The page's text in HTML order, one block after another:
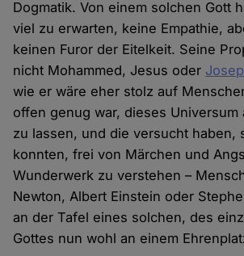
Dogmatik. Von einem solchen Gott
viel zu erwarten, keine Empathie,
keinen Furor der Eitelkeit. Seine
nicht Mohammed, Jesus oder
wie er wäre eher stolz auf
offen genug war, dieses Universum
zu lassen, und die versucht haben,
konnten, frei von Märchen und
Wunderwerk zu verstehen –
Newton, Albert Einstein oder
an der Tafel eines solchen, des
Gottes nun wohl an einem